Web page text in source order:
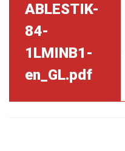
ABLESTIK-
84-
1LMINB1-
en_GL.pdf